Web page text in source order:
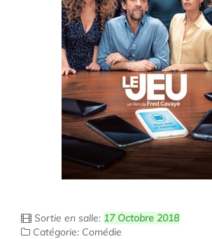
Sortie en salle: 17 Octobre 2018
Catégorie: Comédie